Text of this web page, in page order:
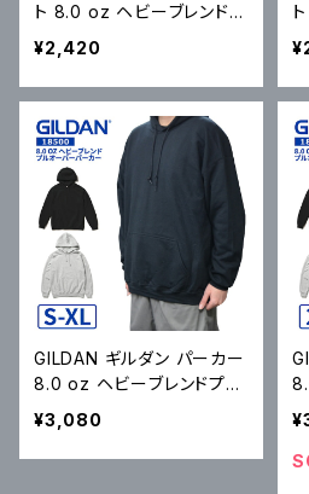
ト 8.0 oz ヘビーブレンドス
ウェットシャツ Heavy Blen
d 8.0 oz Crewneck Swe
atshirt トレーナー フリース
¥2,420
GILDAN ギルダン パーカー
8.0 oz ヘビーブレンドプル
オーバーパーカー Heavy
Blend 8.0 oz Hooded S
weatshirt フリース S-XL
¥3,080